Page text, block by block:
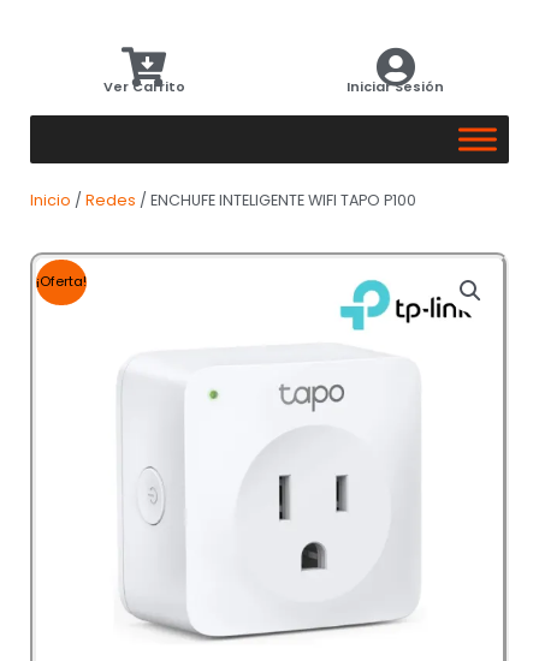
Ver Carrito Iniciar Sesión
Inicio / Redes / ENCHUFE INTELIGENTE WIFI TAPO P100
¡Oferta!